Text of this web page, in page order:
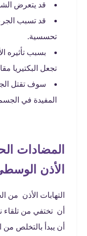
قد يتعرض
قد تسبب
تحسسية.
بسبب تأثيره
تجعل البكتيريا
سوف تقتل
المفيدة في
المضادات
الأذن
التهابات الأذن من
أن تختفي من تلقاء
أن يبدأ بالتخلص من